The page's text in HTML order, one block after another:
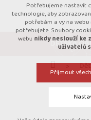
DĚTSKÁ
Domů
Potřebujeme nastavit
technologie, aby
potřebám a vy na
potřebujete. Soubory
webu nikdy neslouží
uživatelů
Přijmout